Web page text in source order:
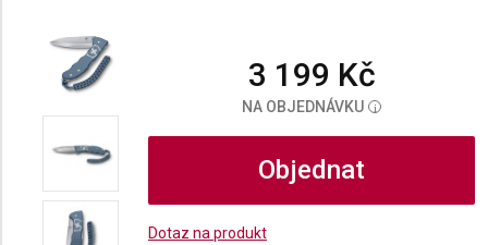
3 199 Kč
NA OBJEDNÁVKU i
Objednat
Dotaz na produkt